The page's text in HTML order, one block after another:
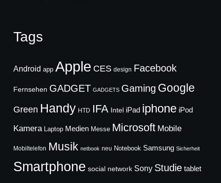
Tags
Android app Apple CES design Facebook
Fernsehen GADGET GADGETS Gaming Google
Green Handy HTD IFA Intel iPad iphone iPod
Kamera Laptop Medien Messe Microsoft Mobile
Mobiltelefon Musik netbook neu Notebook Samsung Sicherheit
Smartphone social network Sony Studie tablet